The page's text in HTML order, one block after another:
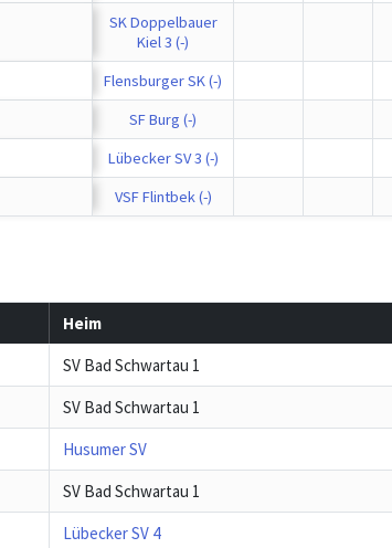
SK Doppelbauer
Kiel 3 (-)
Flensburger SK (-)
SF Burg (-)
Lübecker SV 3 (-)
VSF Flintbek (-)
Heim
SV Bad Schwartau 1
SV Bad Schwartau 1
Husumer SV
SV Bad Schwartau 1
Lübecker SV 4